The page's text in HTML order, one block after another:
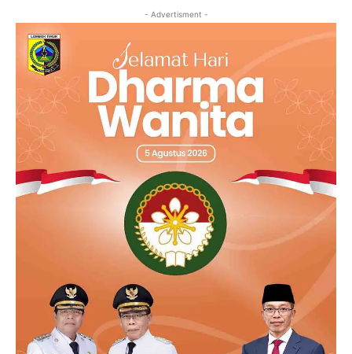
- Advertisment -